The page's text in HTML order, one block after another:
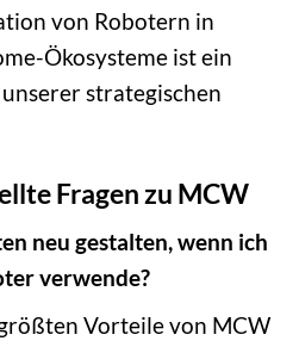
von Robotern in
Ökosysteme ist ein
strategischen
Fragen zu MCW
neu gestalten, wenn ich
verwende?
Vorteile von MCW